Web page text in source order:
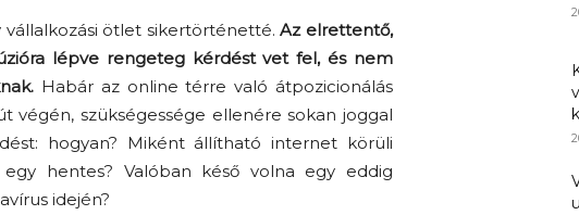
vállalkozási ötlet sikertörténetté.Az elrettentő,
lépve rengeteg kérdést vet fel, és nem
Habár az online térre való átpozicionálás
szükségessége ellenére sokan joggal
hogyan? Miként állítható internet körüli
hentes? Valóban késő volna egy eddig
idején?